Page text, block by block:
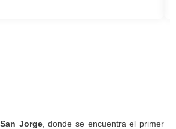
Jorge, donde se encuentra el primer